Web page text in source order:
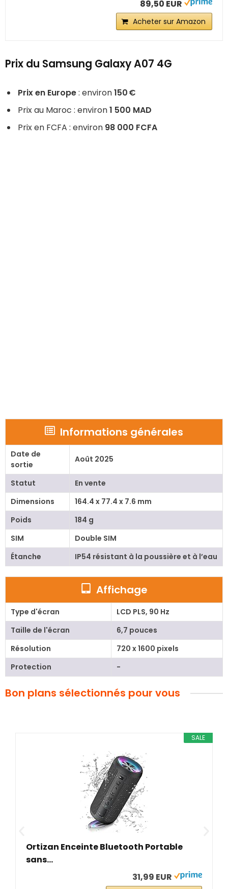
89,50 EUR
Acheter sur Amazon
Prix du Samsung Galaxy A07 4G
Prix en Europe: environ150 €
Prix au Maroc : environ1 500 MAD
Prix en FCFA : environ 98 000 FCFA
Informations générales
Date de
sortie
Août 2025
Statut
En vente
Dimensions
164.4 x 77.4 x 7.6 mm
Poids
184 g
SIM
Double SIM
Étanche
IP54 résistant à la poussière et à l’eau
Affichage
Type d'écran
LCD PLS, 90 Hz
Taille de l'écran
6,7 pouces
Résolution
720 x 1600 pixels
Protection
-
Bon plans sélectionnés pour vous
SALE
Ortizan Enceinte Bluetooth Portable
sans...
31,99 EUR